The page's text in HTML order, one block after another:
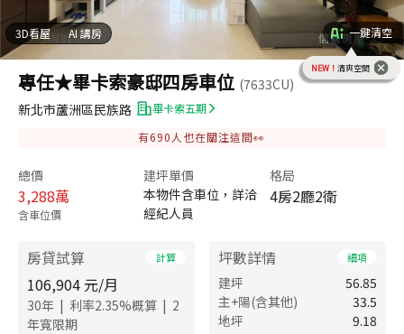
3D看屋 AI 講房 一鍵清空
NEW！ 清爽空間
專任★畢卡索豪邸四房車位 (7633CU)
新北市蘆洲區民族路
畢卡索五期
有690 人也在關注這間👀
總價
3,288萬
含車位價
建坪單價
本物件含車位，詳洽
經紀人員
格局
4房2廳2衛
房貸試算 計算
106,904 元/月
30年 | 利率2.35%概算 | 2
年寬限期
坪數詳情 細項
建坪
56.85
主+陽(含其他)
33.5
地坪
9.18